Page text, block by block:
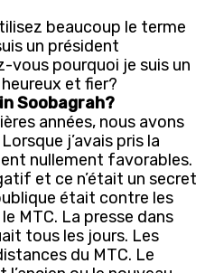
beaucoup le terme
un président
pourquoi je suis un
et fier?
Soobagrah?
années, nous avons
j’avais pris la
nullement favorables.
et ce n’était un secret
était contre les
MTC. La presse dans
tous les jours. Les
du MTC. Le